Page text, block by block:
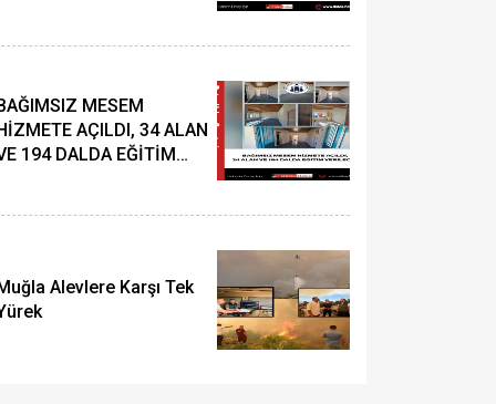
MESEM
AÇILDI, 34 ALAN
194 DALDA EĞİTİM
Alevlere Karşı Tek